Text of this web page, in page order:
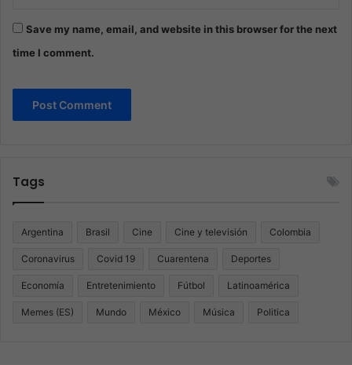
Save my name, email, and website in this browser for the next
time I comment.
Tags
Argentina Brasil Cine Cine y televisión Colombia
Coronavirus Covid 19 Cuarentena Deportes
Economía Entretenimiento Fútbol Latinoamérica
Memes (ES) Mundo México Música Politica